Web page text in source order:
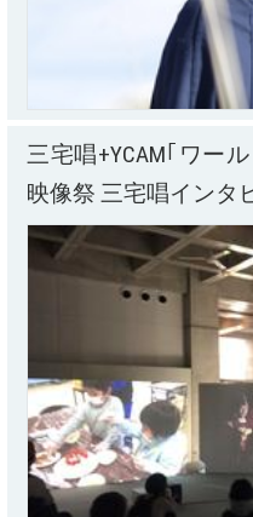
三宅唱+YCAM｢ワー
映像祭 三宅唱インタ